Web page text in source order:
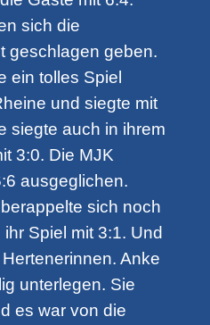
sich die
geschlagen geben.
ein tolles Spiel
und siegte mit
siegte auch in ihrem
3:0. Die MJK
ausgeglichen.
sich noch
Spiel mit 3:1. Und
Anke
unterlegen. Sie
es war von die